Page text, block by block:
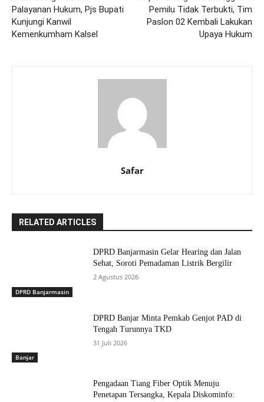
Palayanan Hukum, Pjs Bupati
Kunjungi Kanwil
Kemenkumham Kalsel
Pemilu Tidak Terbukti, Tim
Paslon 02 Kembali Lakukan
Upaya Hukum
Safar
RELATED ARTICLES
DPRD Banjarmasin
DPRD Banjarmasin Gelar Hearing dan Jalan
Sehat, Soroti Pemadaman Listrik Bergilir
2 Agustus 2026
Banjar
DPRD Banjar Minta Pemkab Genjot PAD di
Tengah Turunnya TKD
31 Juli 2026
Pengadaan Tiang Fiber Optik Menuju
Penetapan Tersangka, Kepala Diskominfo: